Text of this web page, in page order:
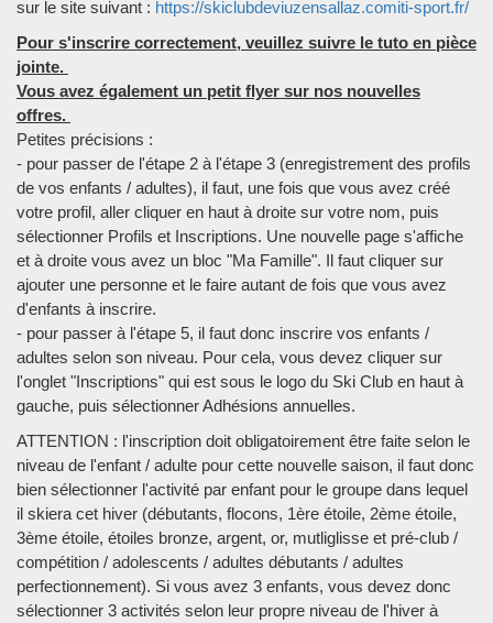
sur le site suivant : https://skiclubdeviuzensallaz.comiti-sport.fr/
Pour s'inscrire correctement, veuillez suivre le tuto en pièce
jointe.
Vous avez également un petit flyer sur nos nouvelles
offres.
Petites précisions :
- pour passer de l'étape 2 à l'étape 3 (enregistrement des profils
de vos enfants / adultes), il faut, une fois que vous avez créé
votre profil, aller cliquer en haut à droite sur votre nom, puis
sélectionner Profils et Inscriptions. Une nouvelle page s'affiche
et à droite vous avez un bloc "Ma Famille". Il faut cliquer sur
ajouter une personne et le faire autant de fois que vous avez
d'enfants à inscrire.
- pour passer à l'étape 5, il faut donc inscrire vos enfants /
adultes selon son niveau. Pour cela, vous devez cliquer sur
l'onglet "Inscriptions" qui est sous le logo du Ski Club en haut à
gauche, puis sélectionner Adhésions annuelles.
ATTENTION : l'inscription doit obligatoirement être faite selon le
niveau de l'enfant / adulte pour cette nouvelle saison, il faut donc
bien sélectionner l'activité par enfant pour le groupe dans lequel
il skiera cet hiver (débutants, flocons, 1ère étoile, 2ème étoile,
3ème étoile, étoiles bronze, argent, or, mutliglisse et pré-club /
compétition / adolescents / adultes débutants / adultes
perfectionnement). Si vous avez 3 enfants, vous devez donc
sélectionner 3 activités selon leur propre niveau de l'hiver à